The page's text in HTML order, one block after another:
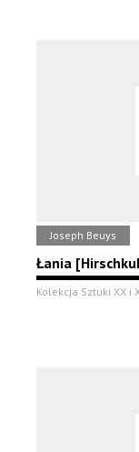
Joseph Beuys
Łania
Kolekcja Sztuki XX i